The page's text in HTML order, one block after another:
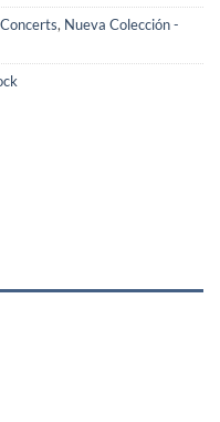
, Nueva Colección -